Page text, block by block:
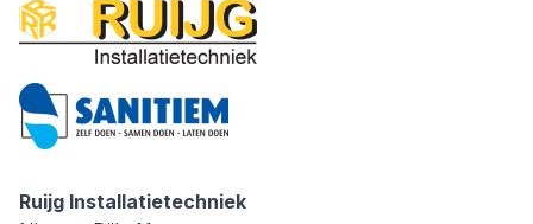
Ruijg Installatietechniek